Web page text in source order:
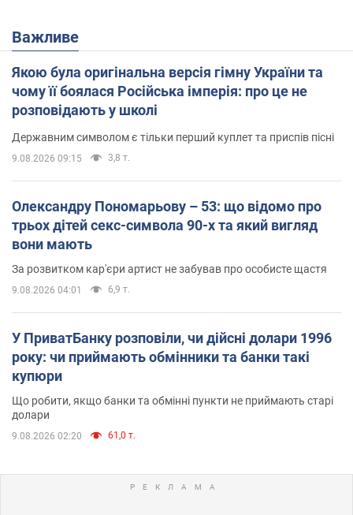
Важливе
Якою була оригінальна версія гімну України та
чому її боялася Російська імперія: про це не
розповідають у школі
Державним символом є тільки перший куплет та приспів пісні
9.08.2026 09:15 3,8 т.
Олександру Пономарьову – 53: що відомо про
трьох дітей секс-символа 90-х та який вигляд
вони мають
За розвитком кар'єри артист не забував про особисте щастя
9.08.2026 04:01 6,9 т.
У ПриватБанку розповіли, чи дійсні долари 1996
року: чи приймають обмінники та банки такі
купюри
Що робити, якщо банки та обмінні пункти не приймають старі
долари
9.08.2026 02:20 61,0 т.